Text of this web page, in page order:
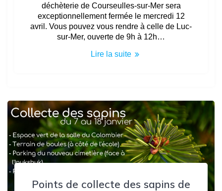
déchèterie de Courseulles-sur-Mer sera
exceptionnellement fermée le mercredi 12
avril. Vous pouvez vous rendre à celle de Luc-
sur-Mer, ouverte de 9h à 12h…
Lire la suite
Points de collecte des sapins de